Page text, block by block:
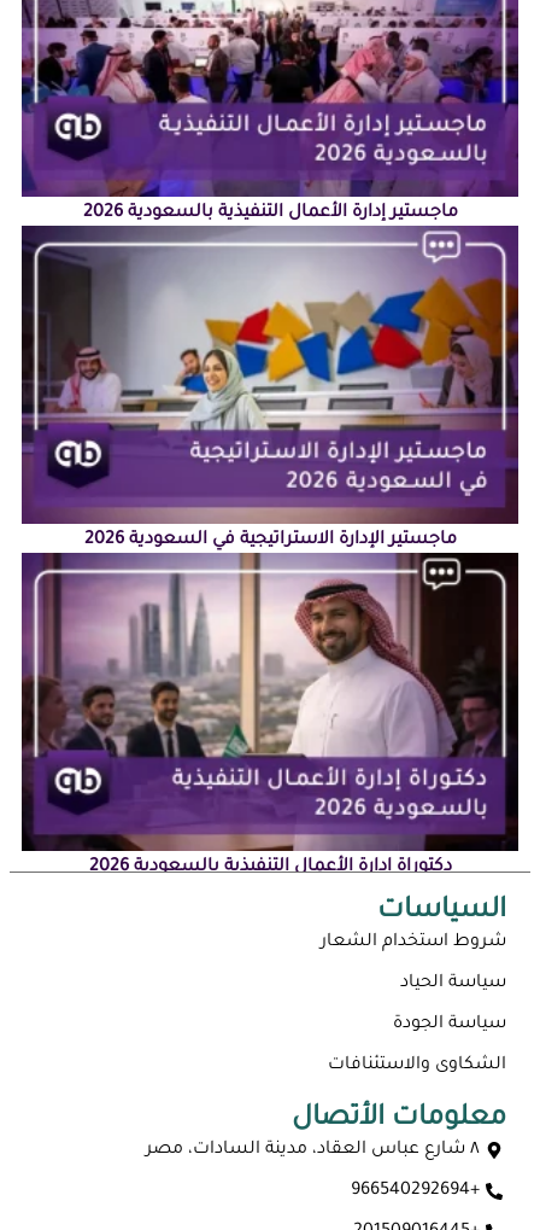
ماجستير إدارة الأعمال التنفيذية بالسعودية 2026
ماجستير الإدارة الاستراتيجية في السعودية 2026
دكتوراة إدارة الأعمال التنفيذية بالسعودية 2026
ماجستير عن بعد معتمد في السعودية 2026
السياسات
شروط استخدام الشعار
سياسة الحياد
سياسة الجودة
الشكاوى والاستئنافات
معلومات الأتصال
٨ شارع عباس العقاد، مدينة السادات، مصر
+966540292694